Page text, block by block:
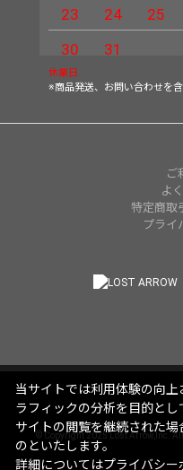
23
24 25
30
31
休業日
※商品発送、お問い合わせを含
ご
よ
特定商取
プライ
© Copyright 2025 Lost Arrow,Inc.
当サイトでは利用体験の向
ラフィックの分析を目的とし
サイトの閲覧を継続された
のといたします。
詳細についてはプライバシー